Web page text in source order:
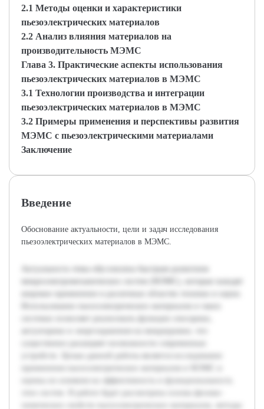
2.1 Методы оценки и характеристики
пьезоэлектрических материалов
2.2 Анализ влияния материалов на
производительность МЭМС
Глава 3. Практические аспекты использования
пьезоэлектрических материалов в МЭМС
3.1 Технологии производства и интеграции
пьезоэлектрических материалов в МЭМС
3.2 Примеры применения и перспективы развития
МЭМС с пьезоэлектрическими материалами
Заключение
Введение
Обоснование актуальности, цели и задач исследования
пьезоэлектрических материалов в МЭМС.